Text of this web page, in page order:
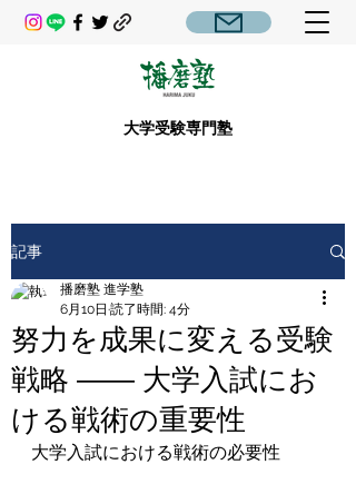
大学受験専門塾
記事
努力を成果に変える受験
戦略 ―― 大学入試にお
ける戦術の重要性
播磨塾 進学塾
6月10日 読了時間: 4分
大学入試における戦術の必要性